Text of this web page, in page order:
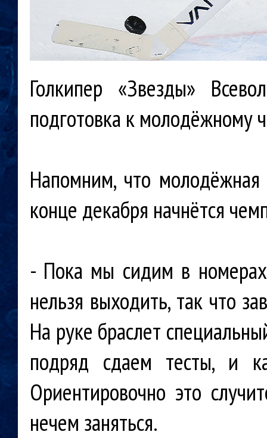
Голкипер «Звезды»
подготовка к молодёжному
Напомним, что
конце декабря начнётся
- Пока мы сидим в
нельзя выходить, так что
На руке браслет
подряд сдаем тесты, и
Ориентировочно это
нечем заняться.